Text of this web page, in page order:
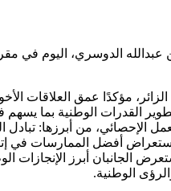
الدوسري، اليوم في
مؤكدًا عمق العلاقات
القدرات الوطنية بما
من أبرزها: تبادل
أفضل الممارسات في
الجانبان أبرز الإنجازات
الوطنية.